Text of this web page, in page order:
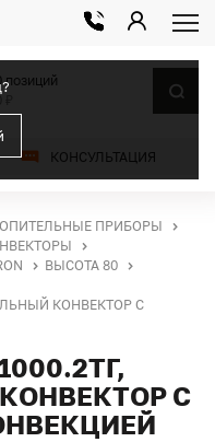
КОНСУЛЬТАЦИЯ
позиций
ПРИБОРЫ
ВЫСОТА 80
КОНВЕКТОР С
С